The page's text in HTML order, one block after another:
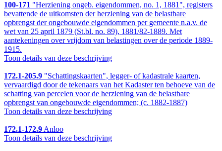
100-171 "Herziening ongeb. eigendommen, no. 1, 1881", registers
bevattende de uitkomsten der herziening van de belastbare
opbrengst der ongebouwde eigendommen per gemeente n.a.v. de
wet van 25 april 1879 (St.bl. no. 89), 1881/82-1889. Met
aantekeningen over vrijdom van belastingen over de periode 1889-
1915.
Toon details van deze beschrijving
172.1-205.9 "Schattingskaarten", legger- of kadastrale kaarten,
vervaardigd door de tekenaars van het Kadaster ten behoeve van de
schatting van percelen voor de herziening van de belastbare
opbrengst van ongebouwde eigendommen; (c. 1882-1887)
Toon details van deze beschrijving
172.1-172.9Anloo
Toon details van deze beschrijving